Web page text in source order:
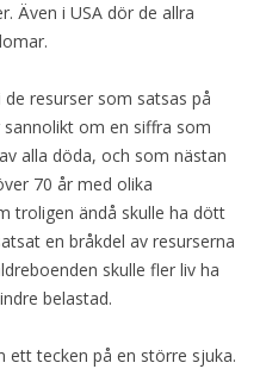
Även i USA dör de allra
resurser som satsas på
om en siffra som
alla döda, och som nästan
70 år med olika
troligen ändå skulle ha dött
en bråkdel av resurserna
skulle fler liv ha
belastad.
ett tecken på en större sjuka.